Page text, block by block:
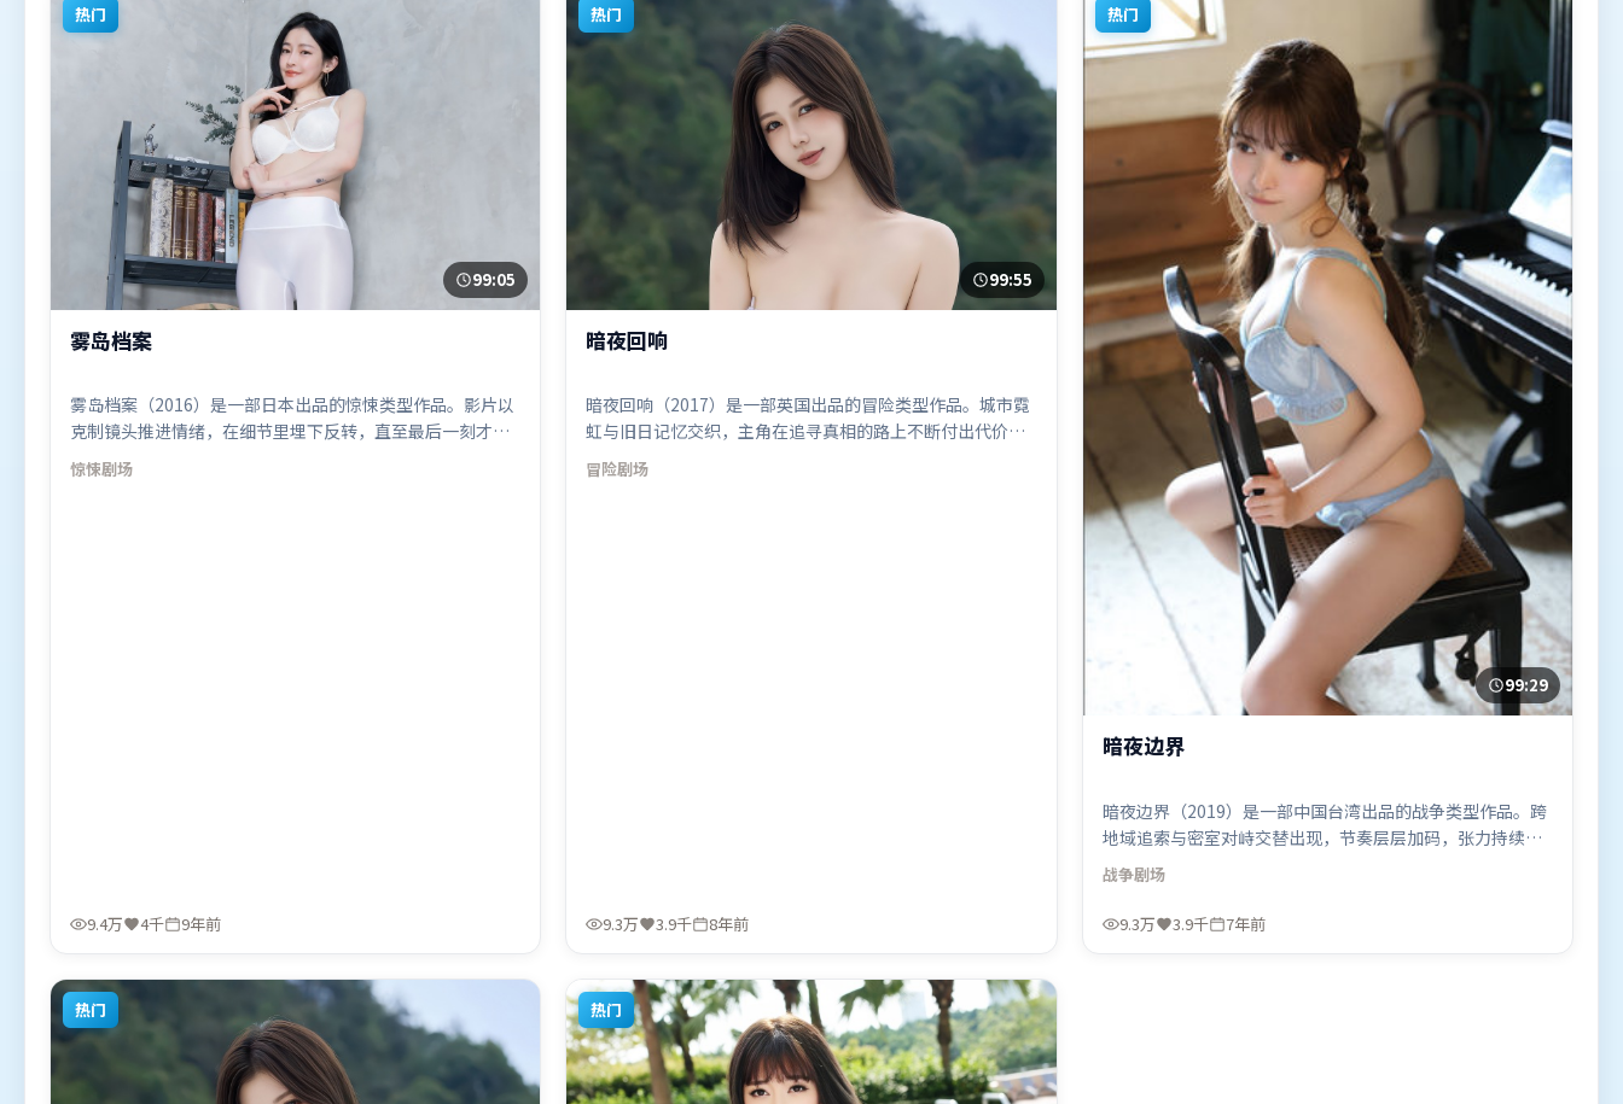
热门
99:05
雾岛档案
雾岛档案（2016）是一部日本出品的惊悚类型作品。影片以
克制镜头推进情绪，在细节里埋下反转，直至最后一刻才揭
开谜底。叙事线索多线并进，最终在关键节点收束。由阿彼
尔邦执导，汤唯、白宇、周迅，基里安·墨菲等联袂出演。
惊悚剧场
9.4万 4千 9年前
热门
99:55
暗夜回响
暗夜回响（2017）是一部英国出品的冒险类型作品。城市霓
虹与旧日记忆交织，主角在追寻真相的路上不断付出代价。
叙事线索多线并进，最终在关键节点收束。由李安执导，古
天乐、雷佳音、汤姆·哈迪，迪皮卡·帕度柯妮、易烊千
冒险剧场
9.3万 3.9千 8年前
热门
99:29
暗夜边界
暗夜边界（2019）是一部中国台湾出品的战争类型作品。跨
地域追索与密室对峙交替出现，节奏层层加码，张力持续上
扬。人物关系网复杂却不凌乱，每场对手戏都推动信息增
量。由管虎执导，王景春、托尼·贾、古天乐，易烊千玺等
联袂出演。影片于2019年5月15日（中国台湾）在部分地区
战争剧场
9.3万 3.9千 7年前
热门 热门